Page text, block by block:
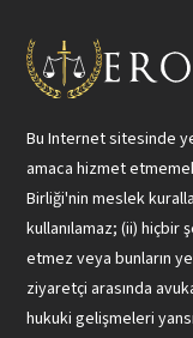
Bu Internet sitesinde
amaca hizmet
Birliği'nin meslek
kullanılamaz; (ii)
etmez veya bunların
ziyaretçi arasında
hukuki gelişmeleri